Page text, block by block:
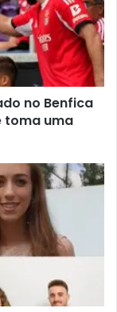
no Benfica
toma uma